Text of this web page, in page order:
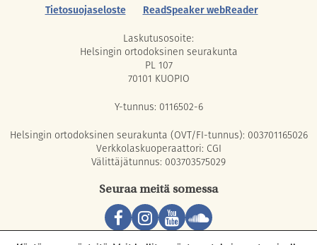
Tietosuojaseloste
ReadSpeaker webReader
Laskutusosoite:
Helsingin ortodoksinen seurakunta
PL 107
70101 KUOPIO
Y-tunnus: 0116502-6
Helsingin ortodoksinen seurakunta (OVT/FI-tunnus): 003701165026
Verkkolaskuoperaattori: CGI
Välittäjätunnus: 003703575029
Seuraa meitä somessa